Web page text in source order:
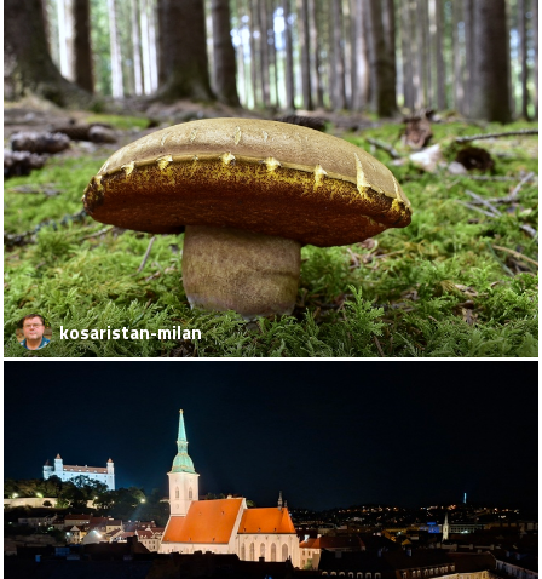
kosaristan-milan